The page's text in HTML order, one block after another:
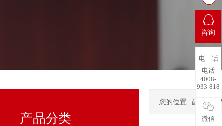
产品分类
您的位置: 首页->
咨询
电 话
电话
4008-
933-818
微信